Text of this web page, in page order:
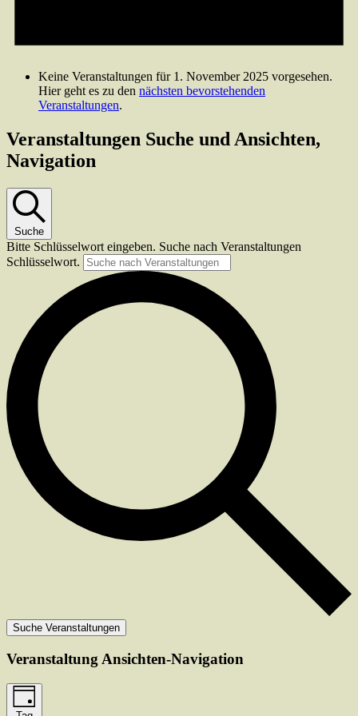
Keine Veranstaltungen für 1. November 2025 vorgesehen.
Hier geht es zu den nächsten bevorstehenden
Veranstaltungen.
Veranstaltungen Suche und Ansichten,
Navigation
Suche
Bitte Schlüsselwort eingeben. Suche nach Veranstaltungen
Schlüsselwort.
Suche Veranstaltungen
Veranstaltung Ansichten-Navigation